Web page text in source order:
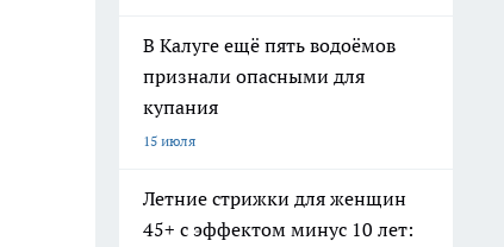
В Калуге ещё пять водоёмов
признали опасными для
купания
15 июля
Летние стрижки для женщин
45+ с эффектом минус 10 лет: